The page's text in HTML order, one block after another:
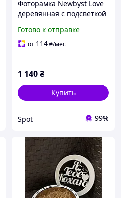
Фоторамка Newbyst Love
деревянная с подсветкой
с надписью Я люблю тебя
до Луны и обратно
Готово к отправке
от 114₴/мес
1 140₴
Купить
Spot 99%